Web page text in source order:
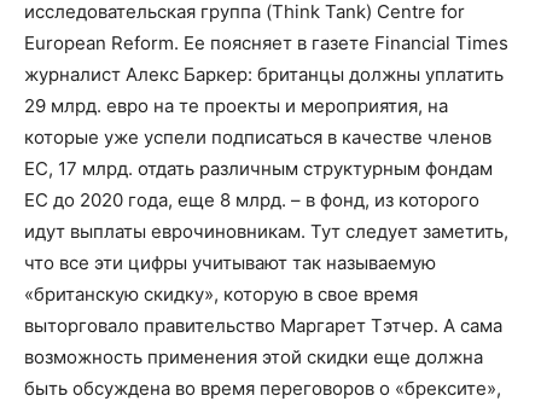
исследовательская группа (Think Tank) Centre for
European Reform. Ее поясняет в газете Financial Times
журналист Алекс Баркер: британцы должны уплатить
29 млрд. евро на те проекты и мероприятия, на
которые уже успели подписаться в качестве членов
ЕС, 17 млрд. отдать различным структурным фондам
ЕС до 2020 года, еще 8 млрд. – в фонд, из которого
идут выплаты еврочиновникам. Тут следует заметить,
что все эти цифры учитывают так называемую
«британскую скидку», которую в свое время
выторговало правительство Маргарет Тэтчер. А сама
возможность применения этой скидки еще должна
быть обсуждена во время переговоров о «брексите»,